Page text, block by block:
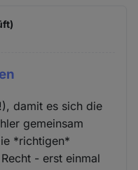
damit es sich die
gemeinsam
*richtigen*
- erst einmal